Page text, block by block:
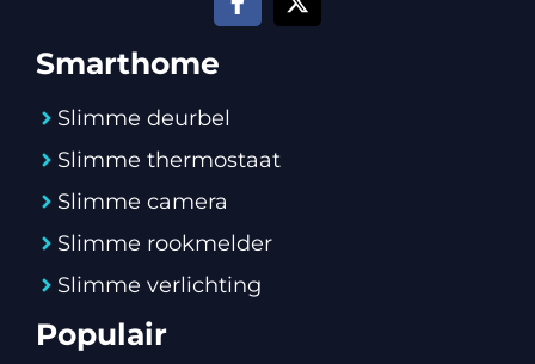
Smarthome
Slimme deurbel
Slimme thermostaat
Slimme camera
Slimme rookmelder
Slimme verlichting
Populair